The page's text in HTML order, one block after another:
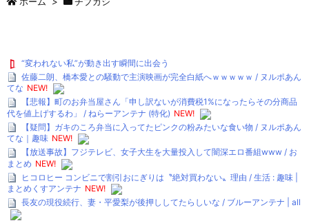
“変われない私”が動き出す瞬間に出会う
佐藤二朗、橋本愛との騒動で主演映画が完全白紙へｗｗｗｗｗ / ヌルポあん
てな NEW!
【悲報】町のお弁当屋さん「申し訳ないが消費税1%になったらその分商品
代を値上げするわ」 / ねらーアンテナ (特化) NEW!
【疑問】ガキのころ弁当に入ってたピンクの粉みたいな食い物 / ヌルポあん
てな｜趣味 NEW!
【放送事故】フジテレビ、女子大生を大量投入して闇深エロ番組www / お
まとめ NEW!
ヒコロヒー コンビニで割引おにぎりは〝絶対買わない〟理由 / 生活 : 趣味 |
まとめくすアンテナ NEW!
長友の現役続行、妻・平愛梨が後押ししてたらしいな / ブルーアンテナ | all